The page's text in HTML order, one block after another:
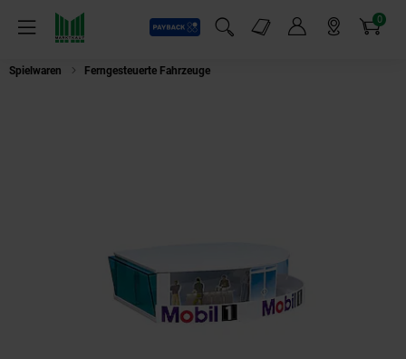
Menü
Payback
Suchfeld einblenden
Markt-Angebote 0
Artikel
Spielwaren Ferngesteuerte Fahrzeuge